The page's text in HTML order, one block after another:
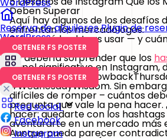
Reserva de alquileresPlugin de
WordPress
OBTENER FS POSTER
OBTENER FS POSTER
Red social
Facebook
Instagram
Deben Superar
Aquí hay algunos de los desafíos
enfrentan los mercadólogos:
Saber qué hashtags usar — y
esencial
No debería sorprender que los
papel significativo en Instagram,
que nos trajo
#WednesdayWisdom. Sin
difíciles de romper – cuántos
pregunta que vale la pena hacer.
hacer: quedarte con los
aventurarte en un mercado más
Aunque pueda parecer